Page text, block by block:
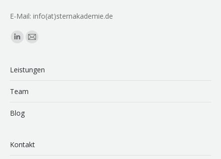
E-Mail: info(at)sternakademie.de
Finden Sie uns auf:
Linkedin
opens
new
E-
page
Leistungen
Team
Blog
Kontakt